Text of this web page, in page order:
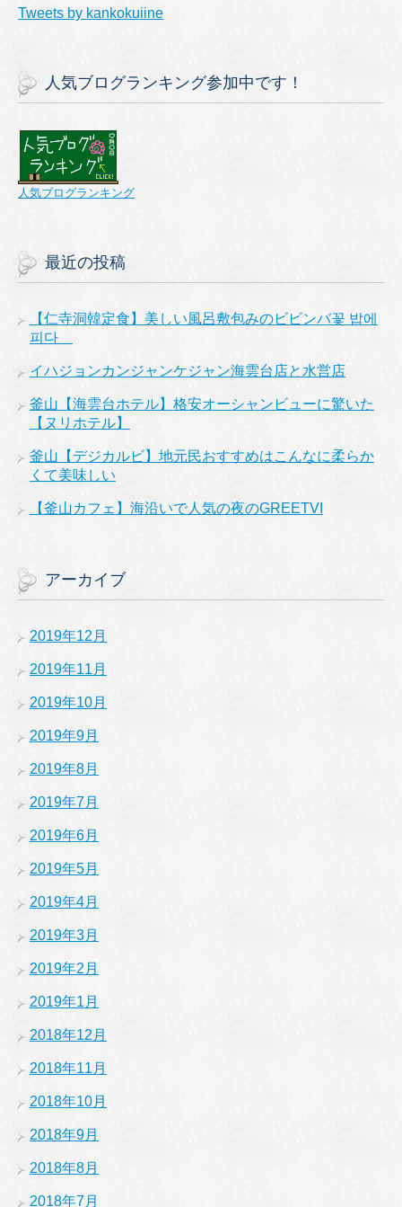
Tweets by kankokuiine
人気ブログランキング参加中です！
人気ブログランキング
最近の投稿
【仁寺洞韓定食】美しい風呂敷包みのビビンバ꽃 밥에
피다
イハジョンカンジャンケジャン海雲台店と水営店
釜山【海雲台ホテル】格安オーシャンビューに驚いた
【ヌリホテル】
釜山【デジカルビ】地元民おすすめはこんなに柔らか
くて美味しい
【釜山カフェ】海沿いで人気の夜のGREETVI
アーカイブ
2019年12月
2019年11月
2019年10月
2019年9月
2019年8月
2019年7月
2019年6月
2019年5月
2019年4月
2019年3月
2019年2月
2019年1月
2018年12月
2018年11月
2018年10月
2018年9月
2018年8月
2018年7月